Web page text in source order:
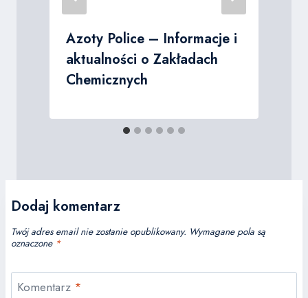
Azoty Police – Informacje i
aktualności o Zakładach
Chemicznych
Dodaj komentarz
Twój adres email nie zostanie opublikowany. Wymagane pola są
oznaczone *
Komentarz *